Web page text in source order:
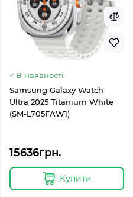
В наявності
Samsung Galaxy Watch
Ultra 2025 Titanium White
(SM-L705FAW1)
15636грн.
Купити